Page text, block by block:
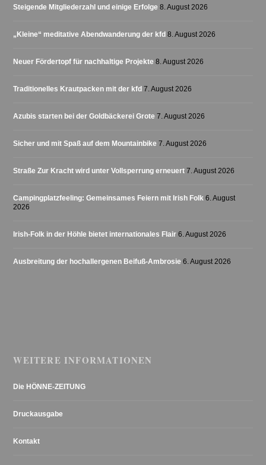
Steigende Mitgliederzahl und einige Erfolge 8. August 2026
„Kleine“ meditative Abendwanderung der kfd 8. August 2026
Neuer Fördertopf für nachhaltige Projekte 8. August 2026
Traditionelles Krautpacken mit der kfd 7. August 2026
Azubis starten bei der Goldbäckerei Grote 7. August 2026
Sicher und mit Spaß auf dem Mountainbike 7. August 2026
Straße Zur Kracht wird unter Vollsperrung erneuert 7. August 2026
Campingplatzfeeling: Gemeinsames Feiern mit Irish Folk 6. August
2026
Irish-Folk in der Höhle bietet internationales Flair 6. August 2026
Ausbreitung der hochallergenen Beifuß-Ambrosie 6. August 2026
WEITERE INFORMATIONEN
Die HÖNNE-ZEITUNG
Druckausgabe
Kontakt